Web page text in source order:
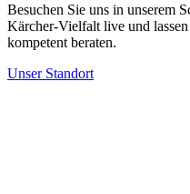
Besuchen Sie uns in unserem
Kärcher-Vielfalt live und
kompetent beraten.
Unser Standort